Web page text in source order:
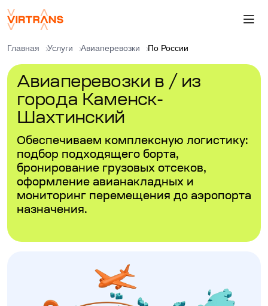
Главная Услуги Авиаперевозки По России
Авиаперевозки в / из
города Каменск-
Шахтинский
Обеспечиваем комплексную логистику:
подбор подходящего борта,
бронирование грузовых отсеков,
оформление авианакладных и
мониторинг перемещения до аэропорта
назначения.